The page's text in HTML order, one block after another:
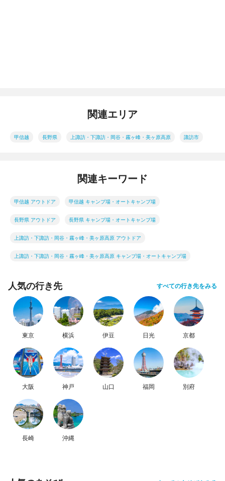
関連エリア
甲信越 長野県 上諏訪・下諏訪・岡谷・霧ヶ峰・美ヶ原高原 諏訪市
関連キーワード
甲信越 アウトドア 甲信越 キャンプ場・オートキャンプ場
長野県 アウトドア 長野県 キャンプ場・オートキャンプ場
上諏訪・下諏訪・岡谷・霧ヶ峰・美ヶ原高原 アウトドア
上諏訪・下諏訪・岡谷・霧ヶ峰・美ヶ原高原 キャンプ場・オートキャンプ場
人気の行き先 すべての行き先をみる
東京 横浜 伊豆 日光 京都
大阪 神戸 山口 福岡 別府
長崎 沖縄